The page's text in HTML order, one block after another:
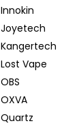
Innokin
Joyetech
Kangertech
Lost Vape
OBS
OXVA
Quartz